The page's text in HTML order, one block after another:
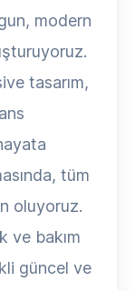
modern
tasarım,
tüm
oluyoruz.
ve bakım
güncel ve